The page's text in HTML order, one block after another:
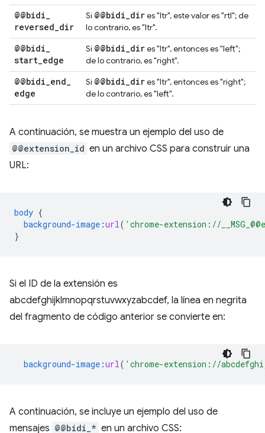
@@bidi_
reversed_dir
Si @@bidi_dires "ltr", este valor es "rtl"; de
lo contrario, es "ltr".
@@bidi_
start_edge
Si @@bidi_dires "ltr", entonces es "left";
de lo contrario, es "right".
@@bidi_end_
edge
Si @@bidi_dires "ltr", entonces es "right";
de lo contrario, es "left".
A continuación, se muestra un ejemplo del uso de
@@extension_id en un archivo CSS para construir una
URL:
body {
background-image :url( 'chrome-extension://
}
Si el ID de la extensión es
abcdefghijklmnopqrstuvwxyzabcdef, la línea en negrita
del fragmento de código anterior se convierte en:
background-image :url( 'chrome-extension://
A continuación, se incluye un ejemplo del uso de
mensajes @@bidi_* en un archivo CSS: